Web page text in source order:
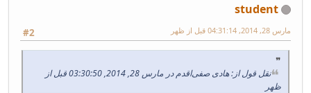
student
#2 مارس 28, 2014, 04:31:14 قبل از ظهر
نقل قول از: هادی صفی‌اقدم در مارس 28, 2014, 03:30:50 قبل از
ظهر